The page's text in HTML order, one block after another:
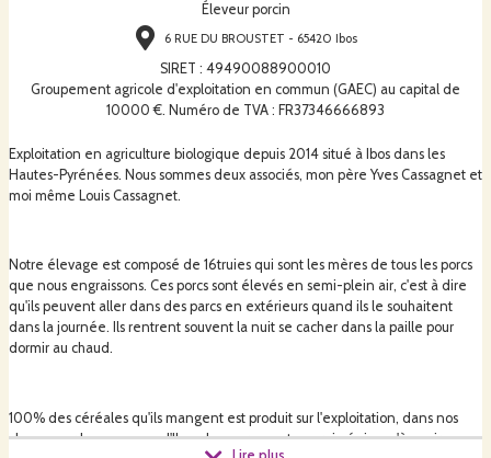
Éleveur porcin
6 RUE DU BROUSTET - 65420 Ibos
SIRET : 49490088900010
Groupement agricole d'exploitation en commun (GAEC) au capital de
10000 €. Numéro de TVA : FR37346666893
Exploitation en agriculture biologique depuis 2014 situé à Ibos dans les
Hautes-Pyrénées. Nous sommes deux associés, mon père Yves Cassagnet et
moi même Louis Cassagnet.
Notre élevage est composé de 16truies qui sont les mères de tous les porcs
que nous engraissons. Ces porcs sont élevés en semi-plein air, c'est à dire
qu'ils peuvent aller dans des parcs en extérieurs quand ils le souhaitent
dans la journée. Ils rentrent souvent la nuit se cacher dans la paille pour
dormir au chaud.
100% des céréales qu'ils mangent est produit sur l'exploitation, dans nos
champs sur la commune d'Ibos. Les porcs sont engraissés jusqu'à environ